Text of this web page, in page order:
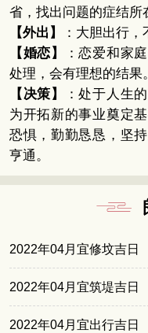
省，找出问题的症结所
【外出】
：大胆出行，
【婚恋】
：恋爱和家
处理，会有理想的结果。
【决策】
：处于人生
为开拓新的事业奠定
恐惧，勤勤恳恳，坚
亨通。
2022年04月宜修坟吉日
2022年04月宜筑堤吉日
2022年04月宜出行吉日